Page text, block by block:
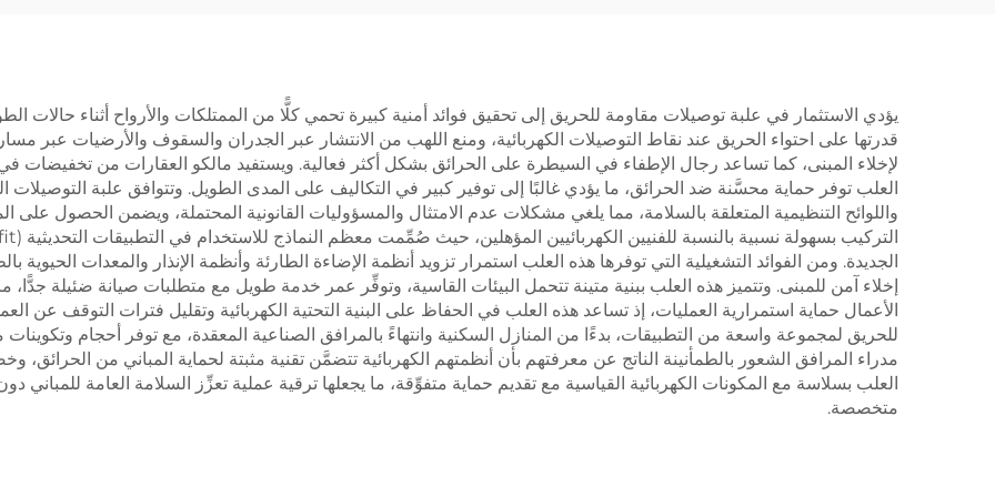
يؤدي الاستثمار في علبة توصيلات مقاومة للحريق إلى تحقيق فوائد أمنية كبيرة تحمي كلًّا من الممتلكات والأرواح أثناء حالات
قدرتها على احتواء الحريق عند نقاط التوصيلات الكهربائية، ومنع اللهب من الانتشار عبر الجدران والسقوف والأرضيات عبر
لإخلاء المبنى، كما تساعد رجال الإطفاء في السيطرة على الحرائق بشكل أكثر فعالية. ويستفيد مالكو العقارات من تخفيضات
العلب توفر حماية محسَّنة ضد الحرائق، ما يؤدي غالبًا إلى توفير كبير في التكاليف على المدى الطويل. وتتوافق علبة
واللوائح التنظيمية المتعلقة بالسلامة، مما يلغي مشكلات عدم الامتثال والمسؤوليات القانونية المحتملة، ويضمن الحصول
الجديدة. ومن الفوائد التشغيلية التي توفرها هذه العلب استمرار تزويد أنظمة الإضاءة الطارئة وأنظمة الإنذار والمعدات الحيوية
إخلاء آمن للمبنى. وتتميز هذه العلب ببنية متينة تتحمل البيئات القاسية، وتوفِّر عمر خدمة طويل مع متطلبات صيانة ضئيلة جدًّا،
الأعمال حماية استمرارية العمليات، إذ تساعد هذه العلب في الحفاظ على البنية التحتية الكهربائية وتقليل فترات التوقف عن
للحريق لمجموعة واسعة من التطبيقات، بدءًا من المنازل السكنية وانتهاءً بالمرافق الصناعية المعقدة، مع توفر أحجام
مدراء المرافق الشعور بالطمأنينة الناتج عن معرفتهم بأن أنظمتهم الكهربائية تتضمَّن تقنية مثبتة لحماية المباني من
العلب بسلاسة مع المكونات الكهربائية القياسية مع تقديم حماية متفوِّقة، ما يجعلها ترقية عملية تعزِّز السلامة العامة
متخصصة.